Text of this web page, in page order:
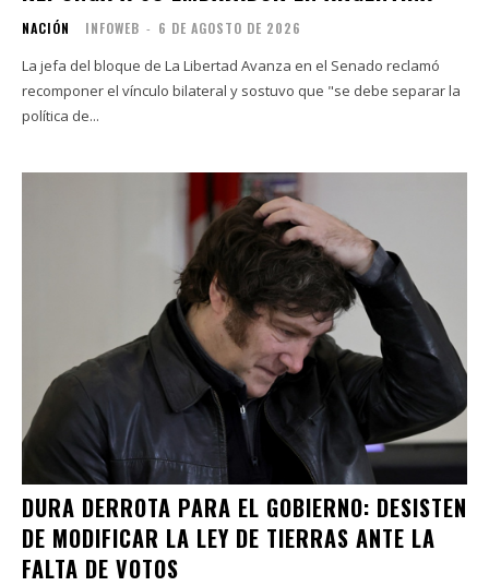
NACIÓN INFOWEB - 6 DE AGOSTO DE 2026
La jefa del bloque de La Libertad Avanza en el Senado reclamó
recomponer el vínculo bilateral y sostuvo que "se debe separar la
política de...
DURA DERROTA PARA EL GOBIERNO: DESISTEN
DE MODIFICAR LA LEY DE TIERRAS ANTE LA
FALTA DE VOTOS